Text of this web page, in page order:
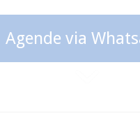
Agende via